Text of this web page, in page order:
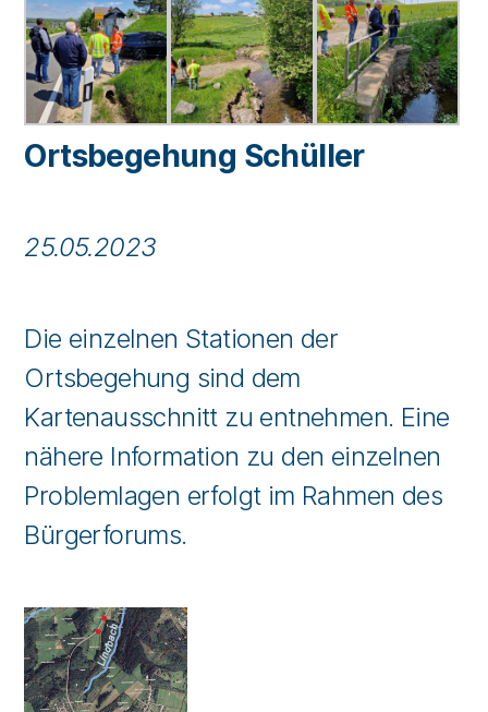
Ortsbegehung Schüller
25.05.2023
Die einzelnen Stationen der
Ortsbegehung sind dem
Kartenausschnitt zu entnehmen. Eine
nähere Information zu den einzelnen
Problemlagen erfolgt im Rahmen des
Bürgerforums.